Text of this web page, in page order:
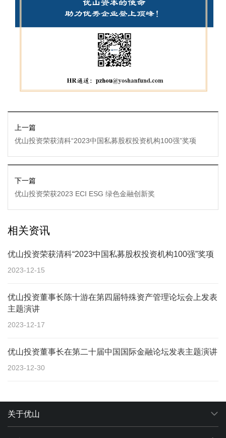
上一篇
优山投资荣获清科“2023中国私募股权投资机构100强”奖项
下一篇
优山投资荣获2023 ECI ESG 绿色金融创新奖
相关资讯
优山投资荣获清科“2023中国私募股权投资机构100强”奖项
2023-12-15
优山投资董事长陈十游在第四届特殊资产管理论坛会上发表
主题演讲
2023-12-17
优山投资董事长在第二十届中国国际金融论坛发表主题演讲
2023-12-30
关于优山